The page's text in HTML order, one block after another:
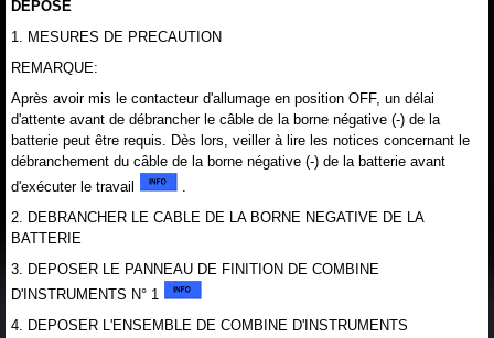
DEPOSE
1. MESURES DE PRECAUTION
REMARQUE:
Après avoir mis le contacteur d'allumage en position OFF, un délai
d'attente avant de débrancher le câble de la borne négative (-) de la
batterie peut être requis. Dès lors, veiller à lire les notices concernant le
débranchement du câble de la borne négative (-) de la batterie avant
d'exécuter le travail
2. DEBRANCHER LE CABLE DE LA BORNE NEGATIVE DE LA
BATTERIE
3. DEPOSER LE PANNEAU DE FINITION DE COMBINE
D'INSTRUMENTS N° 1
4. DEPOSER L'ENSEMBLE DE COMBINE D'INSTRUMENTS